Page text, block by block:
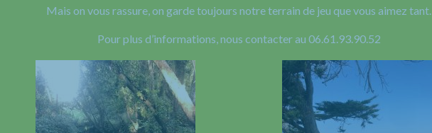
Mais on vous rassure, on garde toujours notre terrain de jeu que vous aimez tant.
Pour plus d’informations, nous contacter au 06.61.93.90.52